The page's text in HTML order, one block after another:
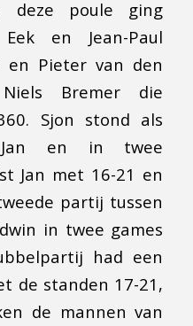
deze poule ging
en Jean-Paul
en Pieter van den
Bremer die
Sjon stond als
Jan en in twee
Jan met 16-21 en
partij tussen
in twee games
had een
de standen 17-21,
de mannen van